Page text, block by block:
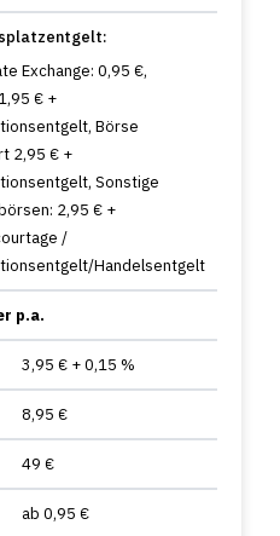
Exchange: 0,95 €,
€ +
Börse
2,95 € +
Sonstige
2,95 € +
/
Handelsentgelt
p.a.
3,95 € + 0,15 %
8,95 €
49 €
ab 0,95 €